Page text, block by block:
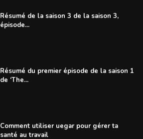
Résumé de la saison 3 de la saison 3,
épisode...
Résumé du premier épisode de la saison 1
de ‘The...
Comment utiliser uegar pour gérer ta
santé au travail